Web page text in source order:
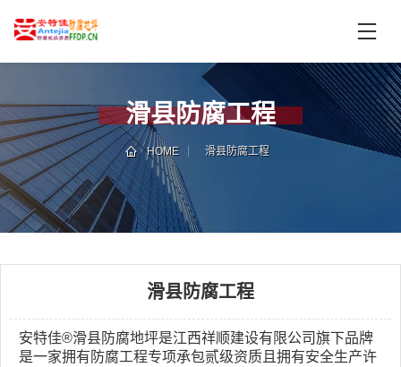
页
中
心
技
术
支
持
服
务
案
闻
务
滑县防腐工程
HOME 滑县防腐工程
滑县防腐工程
安特佳®滑县防腐地坪是江西祥顺建设有限公司旗下品牌
是一家拥有防腐工程专项承包贰级资质且拥有安全生产许